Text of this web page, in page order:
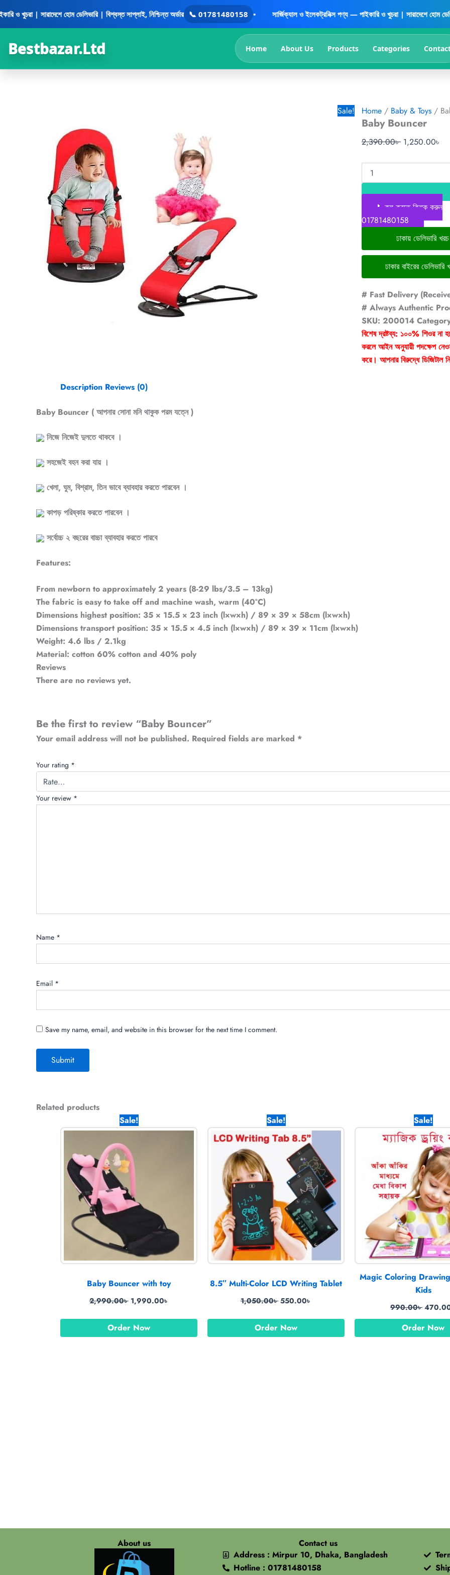
to
content
| সারাদেশে হোম ডেলিভারি | বিশ্বস্ত সাপ্লাই, নিশ্চিন্ত অর্ডার 📞 01781480158 • সার্জিক্যাল ও ইলেকট্রনিক্স পণ্য — পাইকারি ও খুচরা | সারাদেশে হোম ডেলিভারি
Bestbazar.Ltd Home About Us Products Categories
Sale! Home / Baby & Toys /
Baby Bouncer
2,390.00৳
price
was:
2,390.00৳ .
1,250.00৳
is:
Bouncer
📞কল করতে ক্লিক করুন
01781480158
ঢাকায় ডেলিভারি
# Fast Delivery
# Always Authentic
SKU: 200014
বিশেষ দ্রষ্টব্য: ১০০% শিওর না
করলে আইন অনুযায়ী পদক্ষেপ
করে। আপনার বিরুদ্ধে ডিজিটাল
Description Reviews (0)
Baby Bouncer ( আপনার সোনা মনি থাকুক পরম যত্নে )
নিজে নিজেই দুলতে থাকবে ।
সহজেই বহন করা যায় ।
খেলা, ঘুম, বিশ্রাম, তিন ভাবে ব্যাবহার করতে পারবেন ।
কাপড় পরিষ্কার করতে পারবেন ।
সর্বোচ্চ ২ বছরের বাচ্চা ব্যাবহার করতে পারবে
Features:
From newborn to approximately 2 years (8-29 lbs/3.5 – 13kg)
The fabric is easy to take off and machine wash, warm (40°C)
Dimensions highest position: 35 × 15.5 × 23 inch (l×w×h) / 89 × 39 × 58cm (l×w×h)
Dimensions transport position: 35 × 15.5 × 4.5 inch (l×w×h) / 89 × 39 × 11cm (l×w×h)
Weight: 4.6 lbs / 2.1kg
Material: cotton 60% cotton and 40% poly
Reviews
There are no reviews yet.
Be the first to review “Baby Bouncer”
Your email address will not be published. Required fields are marked *
Your rating *
Your review *
Name *
Email *
Save my name, email, and website in this browser for the next time I comment.
Related products
Sale!
Baby Bouncer with toy
2,990.00৳
Original
price
1,990.00৳
price
Order Now
Sale!
8.5″ Multi-Color LCD Writing Tablet
1,050.00৳
Original
price
was:
1,050.00৳ .
550.00৳
price
is:
550.00৳ .
Order Now
Sale!
Magic Coloring
Kids
990.00৳
Original
price
was:
Order Now
About us
Contact us
Address : Mirpur 10, Dhaka, Bangladesh
Hotline : 01781480158